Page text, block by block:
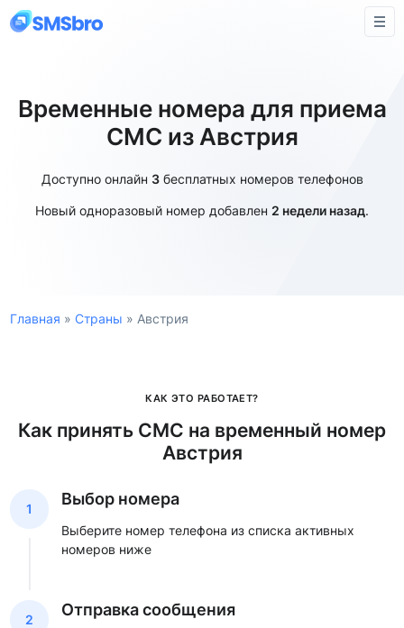
Временные номера для приема
СМС из Австрия
Доступно онлайн 3бесплатных номеров телефонов
Новый одноразовый номер добавлен 2 недели назад.
Главная » Страны » Австрия
КАК ЭТО РАБОТАЕТ?
Как принять СМС на временный номер
Австрия
1
Выбор номера
Выберите номер телефона из списка активных
номеров ниже
2
Отправка сообщения